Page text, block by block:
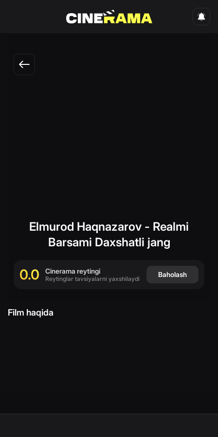
Elmurod Haqnazarov - Realmi
Barsami Daxshatli jang(
0.0 Cinerama reytingi
Reytinglar tavsiyalarni yaxshilaydi
Baholash
Film haqida